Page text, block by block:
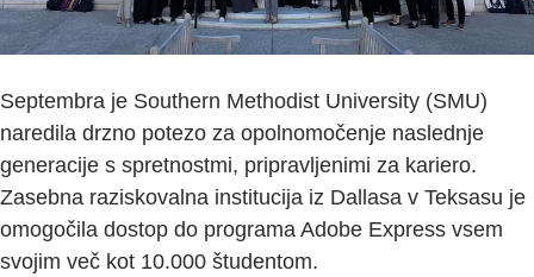
Septembra je Southern Methodist University (SMU)
naredila drzno potezo za opolnomočenje naslednje
generacije s spretnostmi, pripravljenimi za kariero.
Zasebna raziskovalna institucija iz Dallasa v Teksasu je
omogočila dostop do programa Adobe Express vsem
svojim več kot 10.000 študentom.